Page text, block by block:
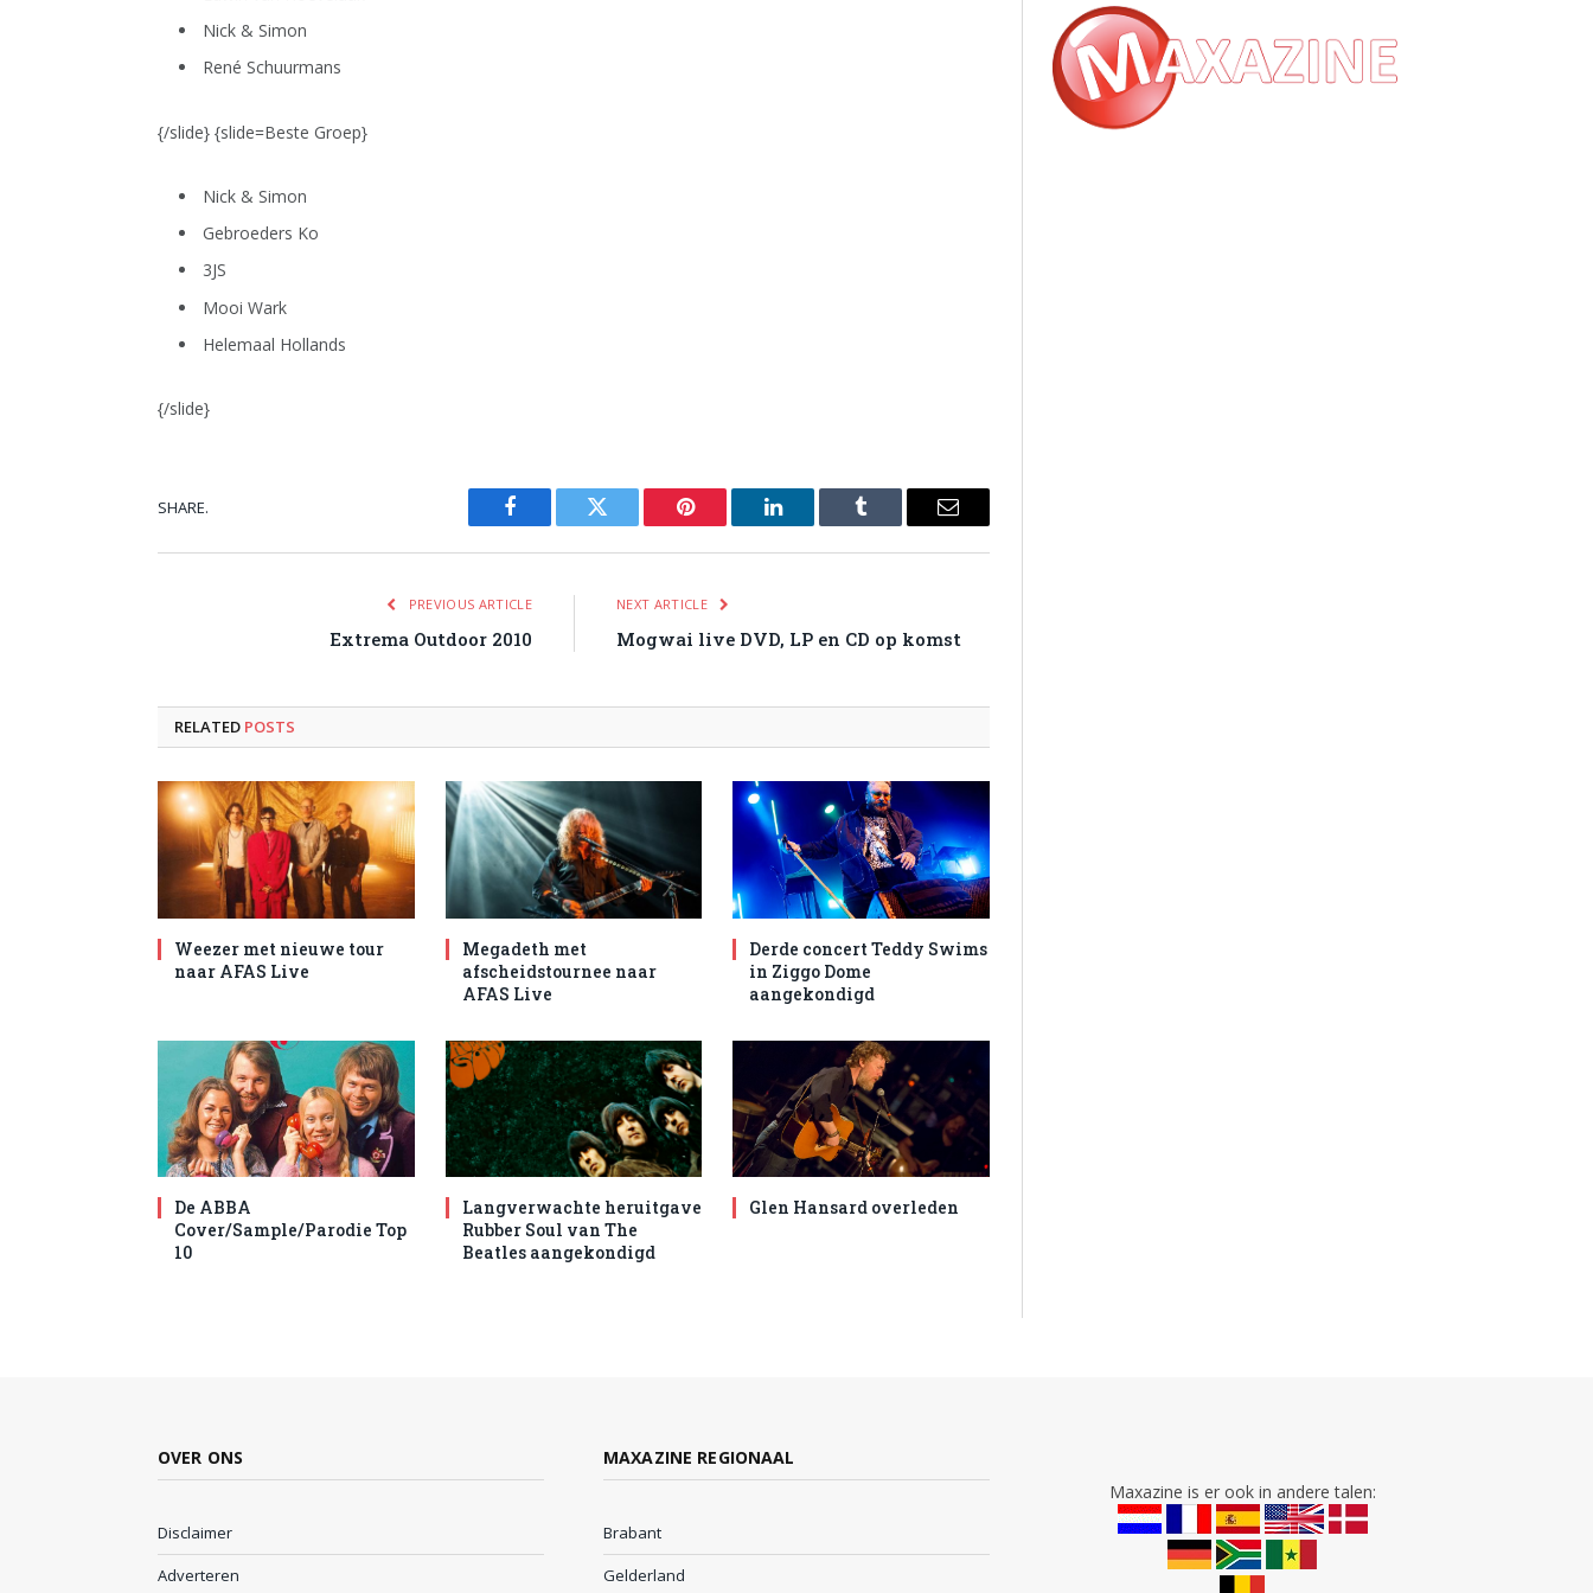
Nick & Simon
René Schuurmans
{/slide} {slide=Beste Groep}
Nick & Simon
Gebroeders Ko
3JS
Mooi Wark
Helemaal Hollands
{/slide}
SHARE.
Facebook Twitter Pinterest LinkedIn Tumblr Email
PREVIOUS ARTICLE
Extrema Outdoor 2010
NEXT ARTICLE
Mogwai live DVD, LP en CD op komst
RELATED POSTS
Weezer met nieuwe tour
naar AFAS Live
Megadeth met
afscheidstournee naar
AFAS Live
Derde concert Teddy Swims
in Ziggo Dome
aangekondigd
De ABBA
Cover/Sample/Parodie Top
10
Langverwachte heruitgave
Rubber Soul van The
Beatles aangekondigd
Glen Hansard overleden
OVER ONS
Disclaimer
Adverteren
MAXAZINE REGIONAAL
Brabant
Gelderland
Maxazine is er ook in andere talen: